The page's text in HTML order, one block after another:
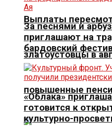
Выплаты
златоустовцы в
повышенные
За песнями и
приглашают на
бардовский
«Облака»
готовится к
культурно-